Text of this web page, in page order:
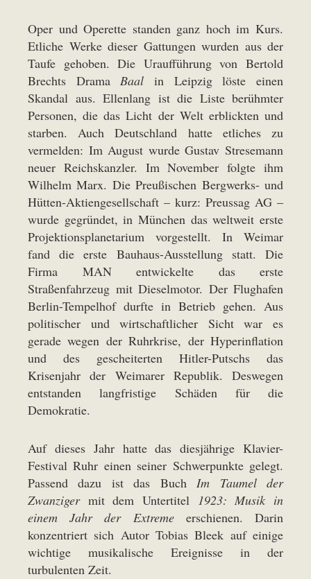
Oper und Operette standen ganz hoch im Kurs.
Etliche Werke dieser Gattungen wurden aus der
Taufe gehoben. Die Uraufführung von Bertold
Brechts DramaBaal in Leipzig löste einen
Skandal aus. Ellenlang ist die Liste berühmter
Personen, die das Licht der Welt erblickten und
starben. Auch Deutschland hatte etliches zu
vermelden: Im August wurde Gustav Stresemann
neuer Reichskanzler. Im November folgte ihm
Wilhelm Marx. Die Preußischen Bergwerks- und
Hütten-Aktiengesellschaft – kurz: Preussag AG –
wurde gegründet, in München das weltweit erste
Projektionsplanetarium vorgestellt. In Weimar
fand die erste Bauhaus-Ausstellung statt. Die
Firma MAN entwickelte das erste
Straßenfahrzeug mit Dieselmotor. Der Flughafen
Berlin-Tempelhof durfte in Betrieb gehen. Aus
politischer und wirtschaftlicher Sicht war es
gerade wegen der Ruhrkrise, der Hyperinflation
und des gescheiterten Hitler-Putschs das
Krisenjahr der Weimarer Republik. Deswegen
entstanden langfristige Schäden für die
Demokratie.
Auf dieses Jahr hatte das diesjährige Klavier-
Festival Ruhr einen seiner Schwerpunkte gelegt.
Passend dazu ist das BuchIm Taumel der
Zwanzigermit dem Untertitel 1923: Musik in
einem Jahr der Extremeerschienen. Darin
konzentriert sich Autor Tobias Bleek auf einige
wichtige musikalische Ereignisse in der
turbulenten Zeit.